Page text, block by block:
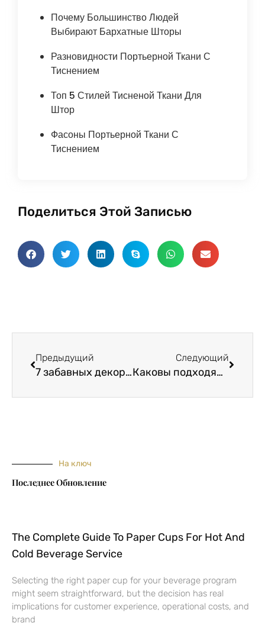
Почему Большинство Людей
Выбирают Бархатные Шторы
Разновидности Портьерной Ткани С
Тиснением
Топ 5 Стилей Тисненой Ткани Для
Штор
Фасоны Портьерной Ткани С
Тиснением
Поделиться Этой Записью
Предыдущий
7 забавных декоративных эффектов, которые можно получить с тканью для декоративно-прикладного искусства
Следующий
Каковы подходящие стили ткани для штор в стиле ретро
На ключ
Последнее Обновление
The Complete Guide To Paper Cups For Hot And
Cold Beverage Service
Selecting the right paper cup for your beverage program
might seem straightforward, but the decision has real
implications for customer experience, operational costs, and
brand